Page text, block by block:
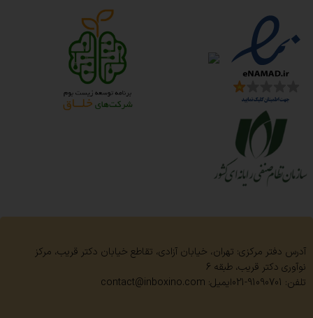
آدرس دفتر مرکزی: تهران، خیابان آزادی، تقاطع خیابان دکتر قریب، مرکز
نوآوری دکتر قریب، طبقه 6
تلفن: 91090701-021
ایمیل: contact@inboxino.com